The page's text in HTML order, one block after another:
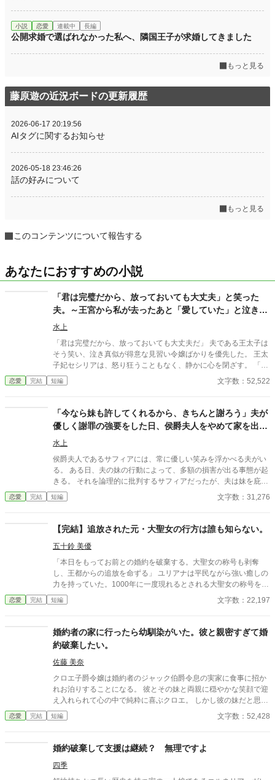
小説 恋愛 連載中 長編
公開求婚で選ばれなかった私へ、隣国王子が求婚してきました
もっと見る
藤原遊の近況ボードの更新履歴
2026-06-17 20:19:56
AIタグに関するお知らせ
2026-05-18 23:46:26
話の好みについて
もっと見る
このコンテンツについて報告する
あなたにおすすめの小説
「君は完璧だから、放っておいても大丈夫」と笑った
夫。～王宮から私が去ったあと「愛していた」と泣きつ
いても、もう手遅れです～
水上
「君は完璧だから、放っておいても大丈夫だ」 夫である王太子は
そう笑い、泣き真似が得意な見習い令嬢ばかりを優先した。 王太
子妃セシリアは、怒り狂うこともなく、静かに心を閉ざす。 「左
様でございますか」 彼女は夫への期待というノイズを遮断し、離
縁の準備を始めた。
恋愛 完結 短編 文字数：52,522
「今なら妹も許してくれるから、きちんと謝ろう」夫が
優しく謝罪の強要をした日、侯爵夫人をやめて家を出ま
した～デラミネーションによる夫の終焉～
水上
侯爵夫人であるサフィアには、常に優しい笑みを浮かべる夫がい
る。 ある日、夫の妹の行動によって、多額の損害が出る事態が起
きる。 それを論理的に批判するサフィアだったが、夫は妹を庇
い、さらに……。 「今なら妹も許してくれるから、きちんと謝ろ
う」 あろうことか、夫は諭すような優しい笑みを浮かべ、サフィ
なたのその優しさや気遣いは、私にとっては劇薬でしかありませ
後、あることがきっかけで、夫の笑顔の仮面が剥がれ落ち始
め……。
恋愛 完結 短編 文字数：31,276
【完結】追放された元・大聖女の行方は誰も知らない。
五十鈴 美優
「本日をもってお前との婚約を破棄する。大聖女の称号も剥奪
し、王都からの追放を命ずる」 ユリアナは平民ながら強い癒しの
力を持っていた。1000年に一度現れるとされる大聖女の称号を得
て、婚約者となった王子リッドと共に魔物討伐に邁進する日々を
送っていた。 だがリッドはユリアナを休ませることなく働かせ、
つ上級魔物が、王国北部に襲来する。 ユリアナは全力を尽くした
ものの、多くの犠牲を出してしまった。 ユリアナはその責任を押
し付けられ、大聖女の称号を剥奪される。リッドからの婚約破棄
に加え、王都からの追放を命じられた。 それから一年。ユリアナ
はユーリと名を改め、顔を隠し、新たな職に就いていた。
恋愛 完結 短編 文字数：22,197
婚約者の家に行ったら幼馴染がいた。彼と親密すぎて婚
約破棄したい。
佐藤 美奈
クロエ子爵令嬢は婚約者のジャック伯爵令息の実家に食事に招か
れお泊りすることになる。 彼とその妹と両親に穏やかな笑顔で迎
え入れられて心の中で純粋に喜ぶクロエ。 しかし彼の妹だと思っ
ていたエリザベスが実は家族ではなく幼馴染だった。彼の家族と
エリザベスの家族は家も近所で昔から気を許した間柄だと言う。
安な気持ちになり婚約を思いとどまる。
恋愛 完結 短編 文字数：52,428
婚約破棄して支援は継続？ 無理ですよ
四季